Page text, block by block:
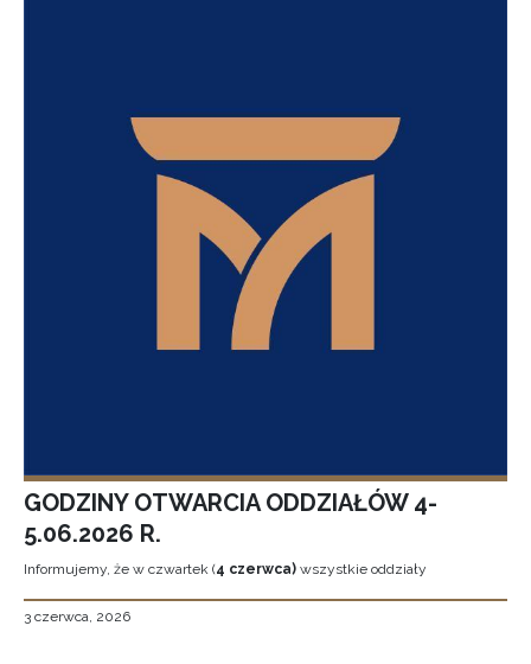
GODZINY OTWARCIA ODDZIAŁÓW 4-
5.06.2026 R.
Informujemy, że w czwartek (4 czerwca) wszystkie oddziały
3 czerwca, 2026